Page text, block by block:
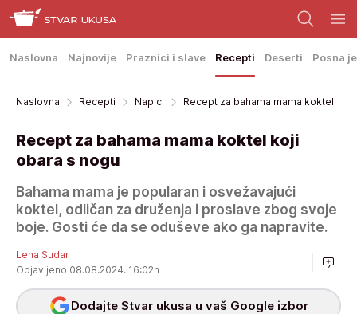
Naslovna Najnovije Praznici i slave Recepti Deserti Posna
Naslovna Recepti Napici Recept za bahama mama koktel
Recept za bahama mama koktel koji
obara s nogu
Bahama mama je popularan i osvežavajući
koktel, odličan za druženja i proslave zbog svoje
boje. Gosti će da se oduševe ako ga napravite.
Lena Sudar
Objavljeno 08.08.2024. 16:02h
Dodajte Stvar ukusa u vaš Google izbor